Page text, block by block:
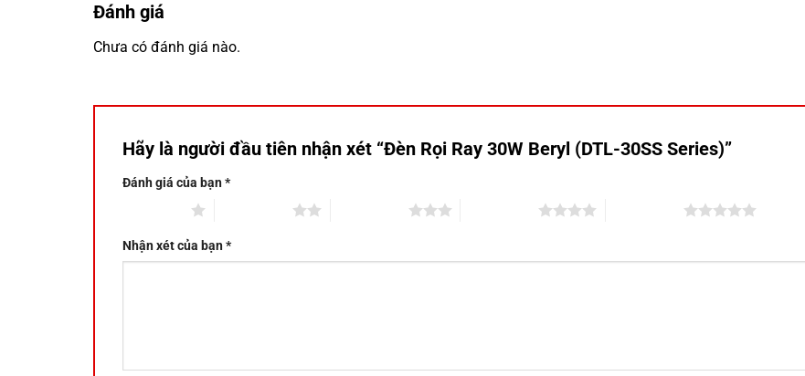
Đánh giá
Chưa có đánh giá nào.
Hãy là người đầu tiên nhận xét “Đèn Rọi Ray 30W Beryl (DTL-30SS Series)”
Đánh giá của bạn*
Nhận xét của bạn*